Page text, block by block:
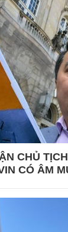
CHỦ
CÓ ÂM